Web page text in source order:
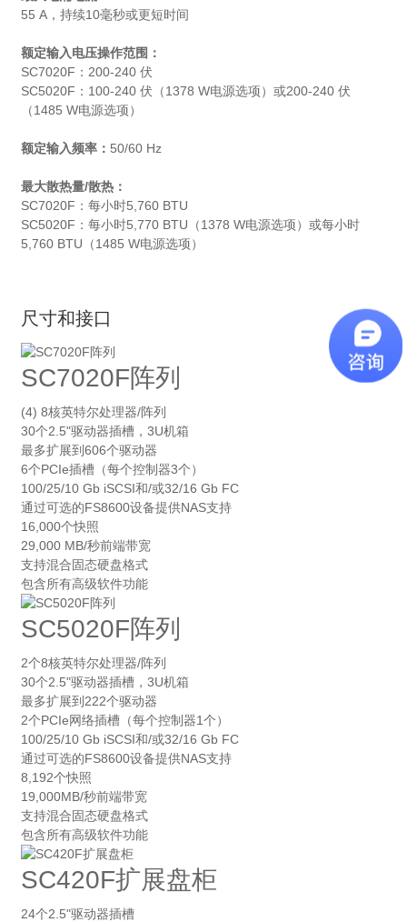
55 A，持续10毫秒或更短时间
额定输入电压操作范围：
SC7020F：200-240 伏
SC5020F：100-240 伏（1378 W电源选项）或200-240 伏
（1485 W电源选项）
额定输入频率： 50/60 Hz
最大散热量/散热：
SC7020F：每小时5,760 BTU
SC5020F：每小时5,770 BTU（1378 W电源选项）或每小时
5,760 BTU（1485 W电源选项）
尺寸和接口
SC7020F阵列
(4) 8核英特尔处理器/阵列
30个2.5"驱动器插槽，3U机箱
最多扩展到606个驱动器
6个PCIe插槽（每个控制器3个）
100/25/10 Gb iSCSI和/或32/16 Gb FC
通过可选的FS8600设备提供NAS支持
16,000个快照
29,000 MB/秒前端带宽
支持混合固态硬盘格式
包含所有高级软件功能
SC5020F阵列
2个8核英特尔处理器/阵列
30个2.5"驱动器插槽，3U机箱
最多扩展到222个驱动器
2个PCIe网络插槽（每个控制器1个）
100/25/10 Gb iSCSI和/或32/16 Gb FC
通过可选的FS8600设备提供NAS支持
8,192个快照
19,000MB/秒前端带宽
支持混合固态硬盘格式
包含所有高级软件功能
SC420F扩展盘柜
24个2.5"驱动器插槽